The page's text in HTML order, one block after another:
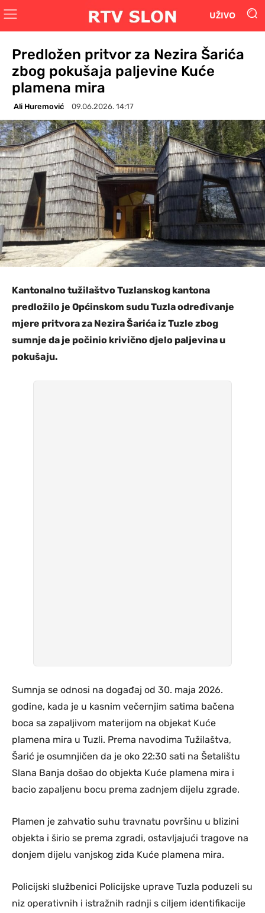
UŽIVO
Predložen pritvor za Nezira Šarića
zbog pokušaja paljevine Kuće
plamena mira
Ali Huremović 09.06.2026. 14:17
Kantonalno tužilaštvo Tuzlanskog kantona
predložilo je Općinskom sudu Tuzla određivanje
mjere pritvora za Nezira Šarića iz Tuzle zbog
sumnje da je počinio krivično djelo paljevina u
pokušaju.
Sumnja se odnosi na događaj od 30. maja 2026.
godine, kada je u kasnim večernjim satima bačena
boca sa zapaljivom materijom na objekat Kuće
plamena mira u Tuzli. Prema navodima Tužilaštva,
Šarić je osumnjičen da je oko 22:30 sati na Šetalištu
Slana Banja došao do objekta Kuće plamena mira i
bacio zapaljenu bocu prema zadnjem dijelu zgrade.
Plamen je zahvatio suhu travnatu površinu u blizini
objekta i širio se prema zgradi, ostavljajući tragove na
donjem dijelu vanjskog zida Kuće plamena mira.
Policijski službenici Policijske uprave Tuzla poduzeli su
niz operativnih i istražnih radnji s ciljem identifikacije